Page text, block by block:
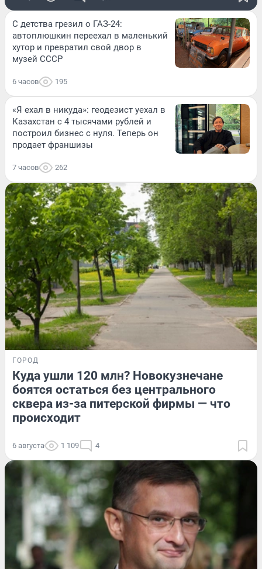
С детства грезил о ГАЗ-24:
автоплюшкин переехал в маленький
хутор и превратил свой двор в
музей СССР
6 часов 195
«Я ехал в никуда»: геодезист уехал в
Казахстан с 4 тысячами рублей и
построил бизнес с нуля. Теперь он
продает франшизы
7 часов 262
ГОРОД
Куда ушли 120 млн? Новокузнечане
боятся остаться без центрального
сквера из-за питерской фирмы — что
происходит
6 августа 1 109 4